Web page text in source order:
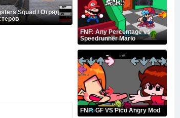
Squad / Отряд
FNF: Any Percentage vs
Speedrunner Mario
FNF: GF VS Pico Angry Mod